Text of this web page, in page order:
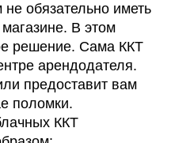
обязательно иметь
В этом
решение. Сама ККТ
арендодателя.
предоставит вам
поломки.
ККТ